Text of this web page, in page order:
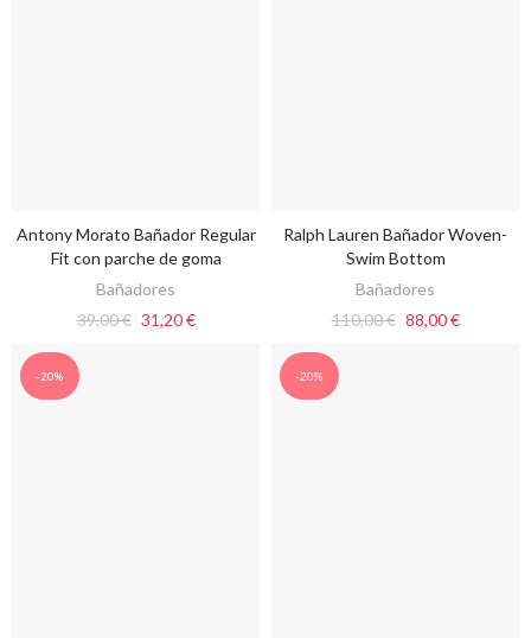
VER OPCIONES
Antony Morato Bañador Regular
Fit con parche de goma
Bañadores
39,00 € 31,20 €
VER OPCIONES
Ralph Lauren Bañador Woven-
Swim Bottom
Bañadores
110,00 € 88,00 €
-20% -20%